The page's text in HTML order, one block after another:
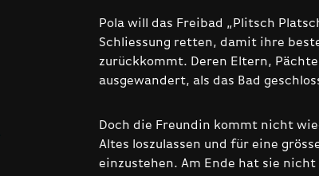
Pola will das Freibad „Plitsch
Schliessung retten, damit ihre
zurückkommt. Deren Eltern,
ausgewandert, als das Bad
Doch die Freundin kommt nicht
Altes loszulassen und für eine
einzustehen. Am Ende hat sie nicht